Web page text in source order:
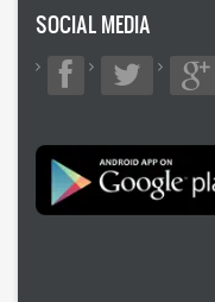
SOCIAL MEDIA